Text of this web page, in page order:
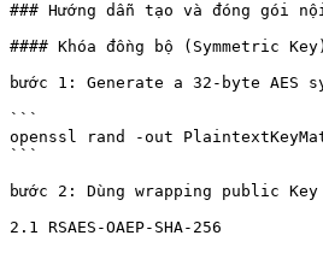
### Hướng dẫn tạo và đóng gói
#### Khóa đồng bộ (Symmetric Key)
bước 1: Generate a 32-byte AES
```
openssl rand -out
```
bước 2: Dùng wrapping public
2.1 RSAES-OAEP-SHA-256